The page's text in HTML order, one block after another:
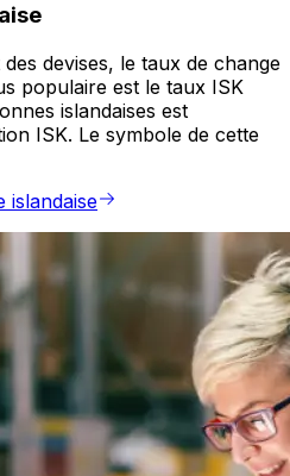
devises, le taux de change
populaire est le taux ISK
islandaises est
ISK. Le symbole de cette
islandaise